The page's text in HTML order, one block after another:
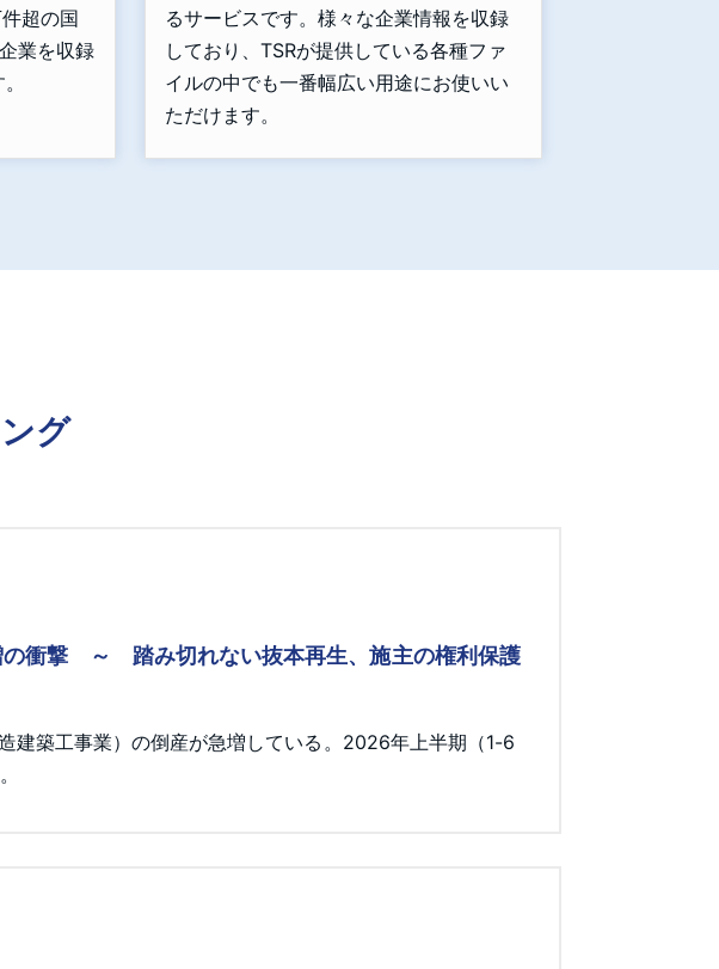
超の国
業を収録
るサービスです。様々な企業情報を収録
しており、TSRが提供している各種ファ
イルの中でも一番幅広い用途にお使いい
ただけます。
グ
の衝撃 ～ 踏み切れない抜本再生、施主の権利保護
建築工事業）の倒産が急増している。2026年上半期（1-6